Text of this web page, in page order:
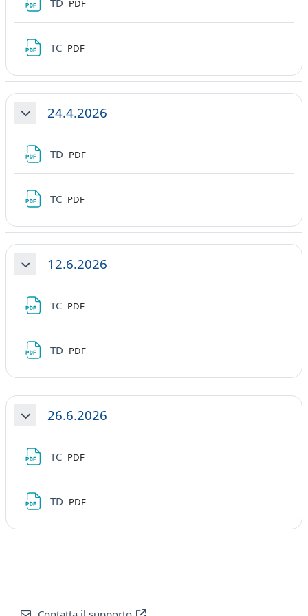
TD PDF
TC File
PDF
Minimizza24.4.2026
TD File
PDF
TC File
PDF
Minimizza12.6.2026
TC File
PDF
TD File
PDF
Minimizza26.6.2026
TC File
PDF
TD File
PDF